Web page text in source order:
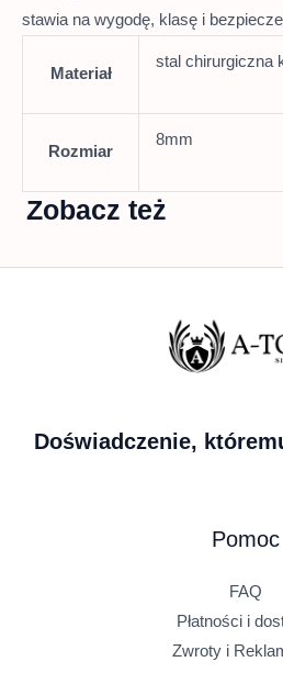
stawia na wygodę, klasę i
Materiał
stal chirurgiczna
Rozmiar
8mm
Zobacz też
Doświadczenie,
Pomoc
FAQ
Płatności i
Zwroty i